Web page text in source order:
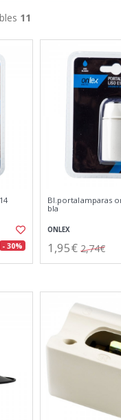
11
- 30%
Bl.portalamparas
bla
ONLEX
1,95€ 2,74€